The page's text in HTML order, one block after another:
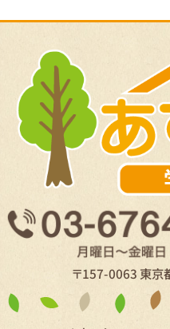
〒157-0063 東京